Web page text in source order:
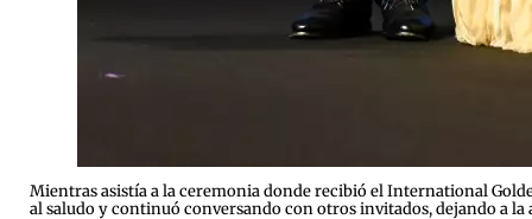
Mientras asistía a la ceremonia donde recibió el International
al saludo y continuó conversando con otros invitados, dejando a